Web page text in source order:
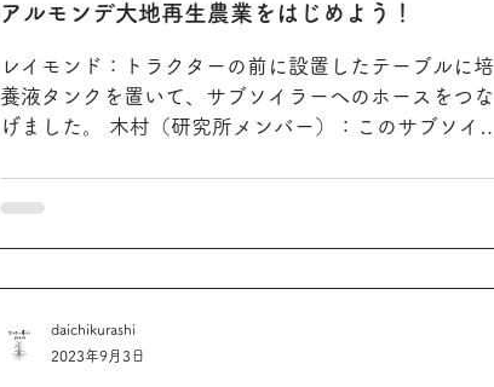
アルモンデ大地再生農業をはじめよう！
レイモンド：トラクターの前に設置したテーブルに培
養液タンクを置いて、サブソイラーへのホースをつな
げました。 木村（研究所メンバー）：このサブソイラ
が出来てきています。時代の流れが...
daichikurashi
2023年9月3日